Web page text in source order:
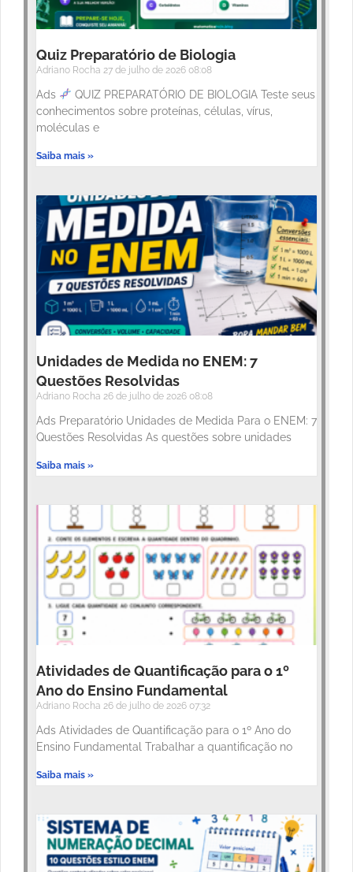
Quiz Preparatório de Biologia
Adriano Rocha 27 de julho de 2026 08:08
Ads
QUIZ PREPARATÓRIO DE BIOLOGIA Teste seus
conhecimentos sobre proteínas, células, vírus,
moléculas e
Saiba mais »
Unidades de Medida no ENEM: 7
Questões Resolvidas
Adriano Rocha 26 de julho de 2026 08:08
Ads Preparatório Unidades de Medida Para o ENEM: 7
Questões Resolvidas As questões sobre unidades
Saiba mais »
Atividades de Quantificação para o 1º
Ano do Ensino Fundamental
Adriano Rocha 26 de julho de 2026 07:32
Ads Atividades de Quantificação para o 1º Ano do
Ensino Fundamental Trabalhar a quantificação no
Saiba mais »